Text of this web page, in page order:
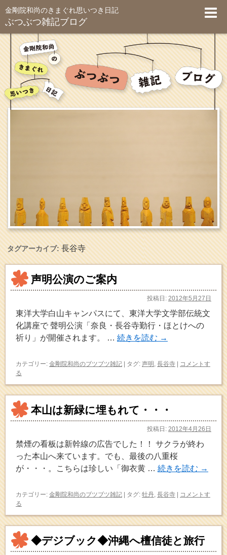
金剛院和尚のきまぐれ思いつき日記
ぶつぶつ雑記ブログ
タグアーカイブ:長谷寺
声明公演のご案内
投稿日: 2012年5月27日
東洋大学白山キャンパスにて、東洋大学文学部伝統文
化講座で 聲明公演「奈良・長谷寺勤行・ほとけへの
祈り」が開催されます。 … 続きを読む →
カテゴリー: 金剛院和尚のブツブツ雑記 | タグ: 声明 長谷寺 | コメントす
る
本山は新緑に埋もれて・・・
投稿日: 2012年4月26日
禁煙の看板は新幹線の広告でした！！ サクラが終わ
った本山へ来ています。でも、最後の八重桜
が・・・。こちらは珍しい「御衣黄 … 続きを読む →
カテゴリー: 金剛院和尚のブツブツ雑記 | タグ: 牡丹 長谷寺 | コメントす
る
◆デジブック◆沖縄へ檀信徒と旅行